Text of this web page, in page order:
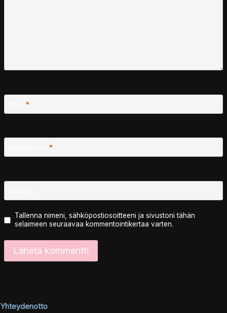
*
*
Tallenna nimeni, sähköpostiosoitteeni ja sivustoni tähän
selaimeen seuraavaa kommentointikertaa varten.
Yhteydenotto